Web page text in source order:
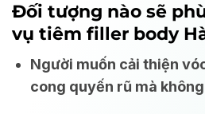
Đối tượng nào sẽ
vụ tiêm filler body
Người muốn cải thiện
cong quyến rũ mà